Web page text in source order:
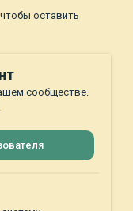
оставить
сообществе.